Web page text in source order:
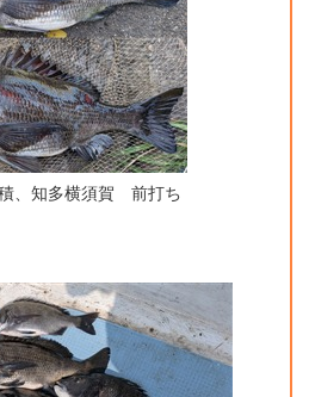
、知多横須賀 前打ち